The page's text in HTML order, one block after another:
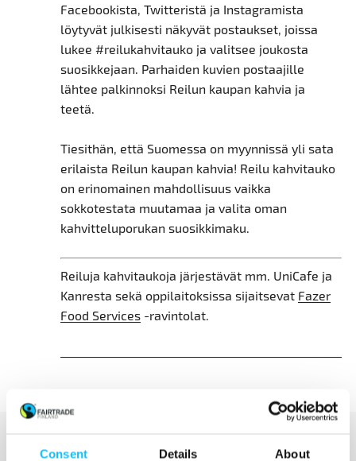
Consent Details About
Facebookista, Twitteristä ja Instagramista
löytyvät julkisesti näkyvät postaukset, joissa
lukee #reilukahvitauko ja valitsee joukosta
suosikkejaan. Parhaiden kuvien postaajille
lähtee palkinnoksi Reilun kaupan kahvia ja
teetä.
Tiesithän, että Suomessa on myynnissä yli sata
erilaista Reilun kaupan kahvia! Reilu kahvitauko
on erinomainen mahdollisuus vaikka
sokkotestata muutamaa ja valita oman
kahvitteluporukan suosikkimaku.
Reiluja kahvitaukoja järjestävät mm. UniCafe ja
Kanresta sekä oppilaitoksissa sijaitsevat Fazer
Food Services-ravintolat.